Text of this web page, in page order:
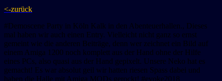
<-zurück
#Demoscene Party in Köln Kalk in den Abenteuerhallen., Dieses
mal haben wir auch einen Entry. Vielleicht nicht ganz so ernst
gemeint wie die anderen Beiträge, denn wer zeichnet ein Bild auf
einem Amiga 1200 noch komplett aus der Hand ohne der Hilfe
eines PCs, also quasi aus der Hand gepixelt. Unsere Neko hat es
gemacht! Es war absolut geil wir hatten riesen Spass dabei und
haben die Halle mit Amiga MODs gerockt! #evoke2018